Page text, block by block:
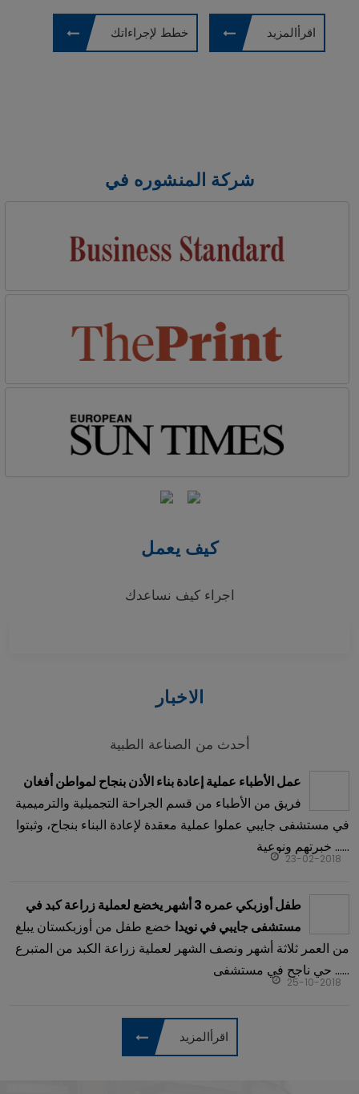
SCI Healthcare، وهو حاصل على شهادة ISO
9001:2008.
شركة المنشوره في
كيف يعمل
اجراء كيف نساعدك
الاخبار
أحدث من الصناعة الطبية
عمل الأطباء عملية إعادة بناء الأذن بنجاح لمواطن أفغان
فريق من الأطباء من قسم الجراحة التجميلية والترميمية
في مستشفى جايبي عملوا عملية معقدة لإعادة البناء بنجاح، وثبتوا
خبرتهم ونوعية ......
23-02-2018
طفل أوزبكي عمره 3 أشهر يخضع لعملية زراعة كبد في
مستشفى جايبي في نويدا خضع طفل من أوزبكستان يبلغ
من العمر ثلاثة أشهر ونصف الشهر لعملية زراعة الكبد من المتبرع
حي ناجح في مستشفى ......
25-10-2018
اقرأالمزيد